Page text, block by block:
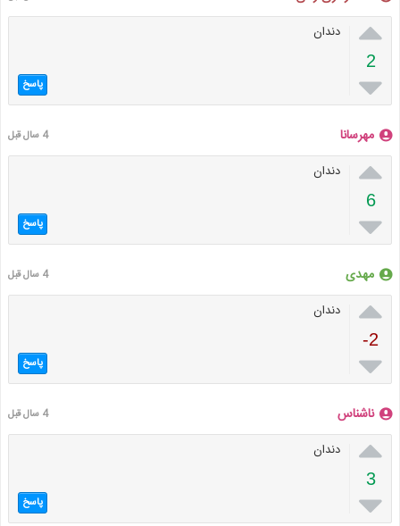

2

دندان
پاسخ
مهرسانا 4 سال قبل

6

دندان
پاسخ
مهدی 4 سال قبل

-2

دندان
پاسخ
ناشناس 4 سال قبل

3

دندان
پاسخ